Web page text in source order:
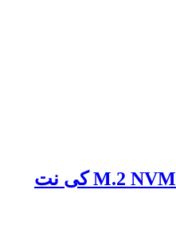
قاب هارد مغناطیسی M.2 NVMe کی نت